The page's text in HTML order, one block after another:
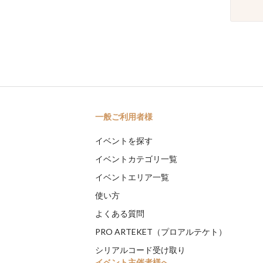
一般ご利用者様
イベントを探す
イベントカテゴリ一覧
イベントエリア一覧
使い方
よくある質問
PRO ARTEKET（プロアルテケト）
シリアルコード受け取り